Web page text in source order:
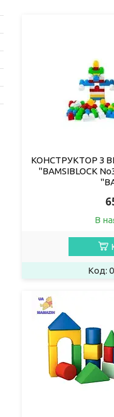
КОНСТРУКТОР З
"BAMSIBLOCK
В